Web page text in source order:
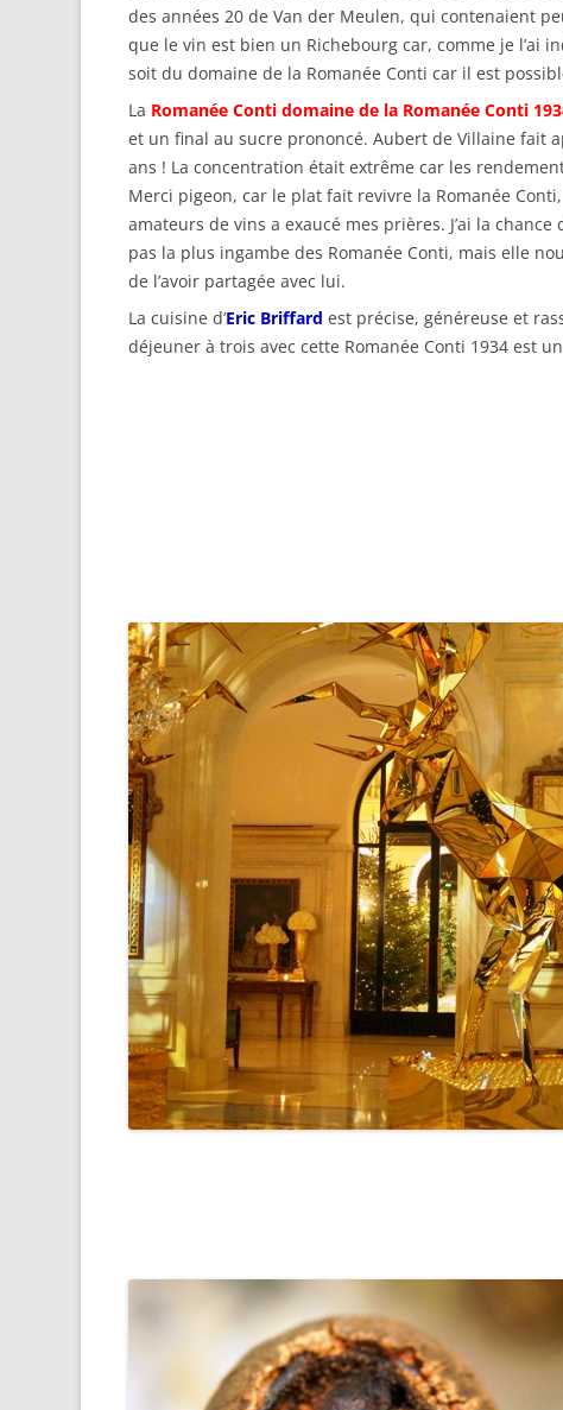
des années 20 de Van der Meulen, qui contenaient
que le vin est bien un Richebourg car, comme je l’ai
soit du domaine de la Romanée Conti car il est
La Romanée Conti domaine de la Romanée Conti
et un final au sucre prononcé. Aubert de Villaine fait
ans ! La concentration était extrême car les
Merci pigeon, car le plat fait revivre la Romanée
amateurs de vins a exaucé mes prières. J’ai la
pas la plus ingambe des Romanée Conti, mais elle
de l’avoir partagée avec lui.
La cuisine d’Eric Briffard est précise, généreuse et
déjeuner à trois avec cette Romanée Conti 1934 est